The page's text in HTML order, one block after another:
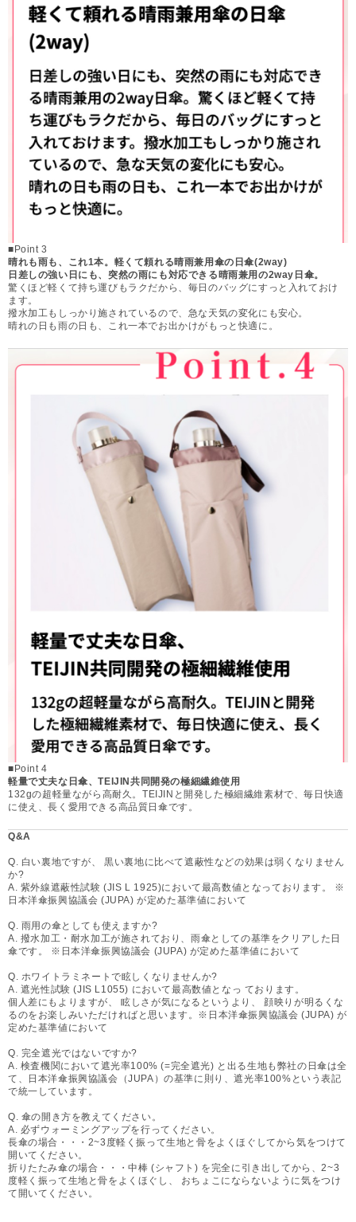
■Point 3
晴れも雨も、これ1本。軽くて頼れる晴雨兼用傘の日傘(2way)
日差しの強い日にも、突然の雨にも対応できる晴雨兼用の2way日傘。
驚くほど軽くて持ち運びもラクだから、毎日のバッグにすっと入れておけ
ます。
撥水加工もしっかり施されているので、急な天気の変化にも安心。
晴れの日も雨の日も、これ一本でお出かけがもっと快適に。
■Point 4
軽量で丈夫な日傘、TEIJIN共同開発の極細繊維使用
132gの超軽量ながら高耐久。TEIJINと開発した極細繊維素材で、毎日快適
に使え、長く愛用できる高品質日傘です。
Q&A
Q. 白い裏地ですが、 黒い裏地に比べて遮蔽性などの効果は弱くなりません
か?
A. 紫外線遮蔽性試験 (JIS L 1925)において最高数値となっております。 ※
日本洋傘振興協議会 (JUPA) が定めた基準値において
Q. 雨用の傘としても使えますか?
A. 撥水加工・耐水加工が施されており、雨傘としての基準をクリアした日
傘です。 ※日本洋傘振興協議会 (JUPA) が定めた基準値において
Q. ホワイトラミネートで眩しくなりませんか?
A. 遮光性試験 (JIS L1055) において最高数値となっ ております。
個人差にもよりますが、 眩しさが気になるというより、 顔映りが明るくな
るのをお楽しみいただければと思います。※日本洋傘振興協議会 (JUPA) が
定めた基準値において
Q. 完全遮光ではないですか?
A. 検査機関において遮光率100% (=完全遮光) と出る生地も弊社の日傘は全
て、日本洋傘振興協議会（JUPA）の基準に則り、遮光率100%という表記
で統一しています。
Q. 傘の開き方を教えてください。
A. 必ずウォーミングアップを行ってください。
長傘の場合・・・2~3度軽く振って生地と骨をよくほぐしてから気をつけて
開いてください。
折りたたみ傘の場合・・・中棒 (シャフト) を完全に引き出してから、2~3
度軽く振って生地と骨をよくほぐし、 おちょこにならないように気をつけ
て開いてください。